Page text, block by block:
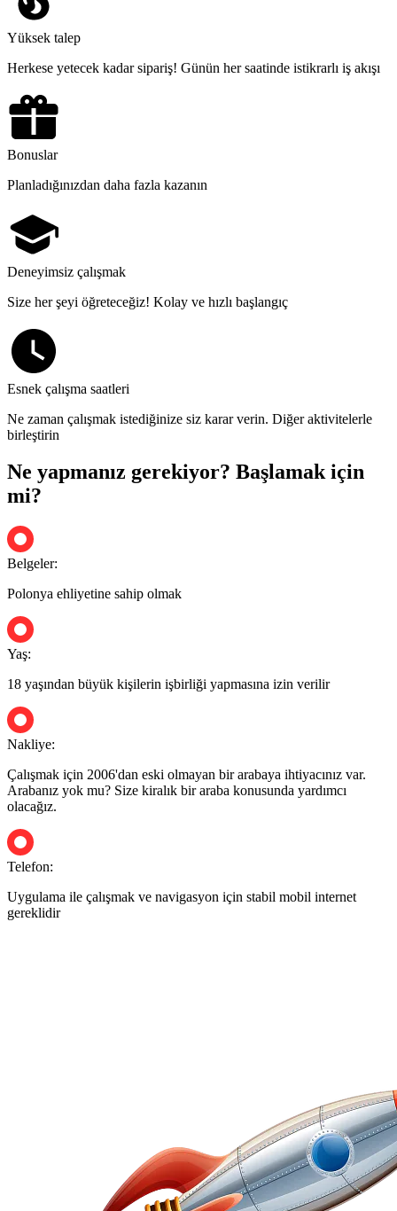
Yüksek talep
Herkese yetecek kadar sipariş! Günün her saatinde istikrarlı iş akışı
Bonuslar
Planladığınızdan daha fazla kazanın
Deneyimsiz çalışmak
Size her şeyi öğreteceğiz! Kolay ve hızlı başlangıç
Esnek çalışma saatleri
Ne zaman çalışmak istediğinize siz karar verin. Diğer aktivitelerle
birleştirin
Ne yapmanız gerekiyor? Başlamak için
mi?
Belgeler:
Polonya ehliyetine sahip olmak
Yaş:
18 yaşından büyük kişilerin işbirliği yapmasına izin verilir
Nakliye:
Çalışmak için 2006'dan eski olmayan bir arabaya ihtiyacınız var.
Arabanız yok mu? Size kiralık bir araba konusunda yardımcı
olacağız.
Telefon:
Uygulama ile çalışmak ve navigasyon için stabil mobil internet
gereklidir